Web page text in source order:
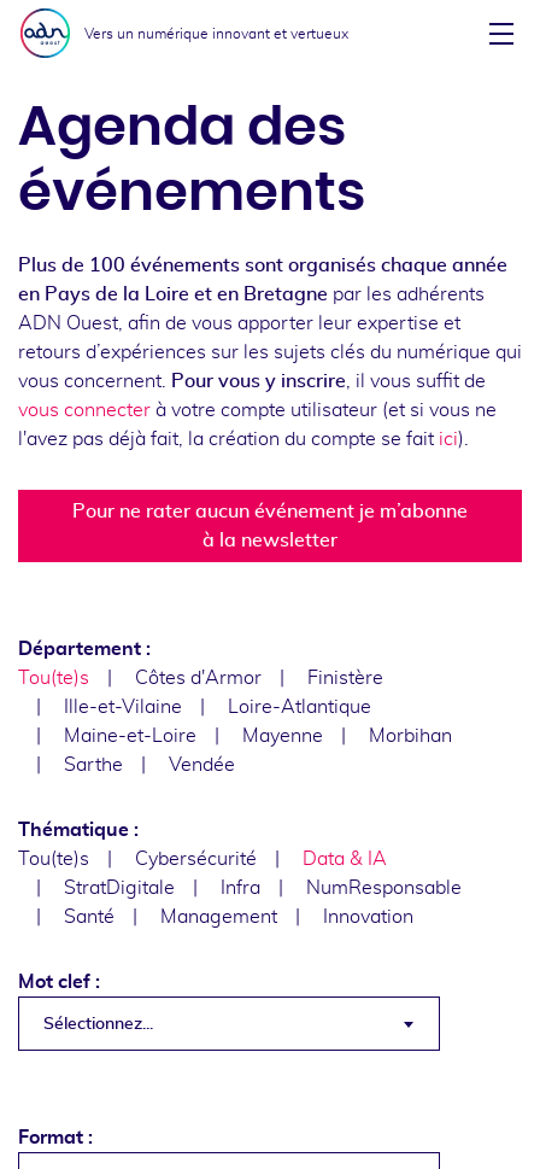
Aller au menu
Aller au contenu
Vers un numérique innovant et vertueux
Agenda des
événements
Plus de 100 événements sont organisés chaque année
en Pays de la Loire et en Bretagne par les adhérents
ADN Ouest, afin de vous apporter leur expertise et
retours d’expériences sur les sujets clés du numérique qui
vous concernent.
Pour vous y inscrire , il vous suffit de
vous connecter à votre compte utilisateur (et si vous ne
l'avez pas déjà fait, la création du compte se fait ici).
Pour ne rater aucun événement je m’abonne
à la newsletter
Département :
Tou(te)s
Côtes d'Armor
Finistère
Ille-et-Vilaine
Loire-Atlantique
Maine-et-Loire
Mayenne
Morbihan
Sarthe
Vendée
Thématique :
Tou(te)s
Cybersécurité
Data & IA
StratDigitale
Infra
NumResponsable
Santé
Management Innovation
Mot clef :
Sélectionnez...
Format :